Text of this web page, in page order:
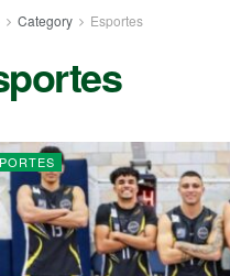
Category Esportes